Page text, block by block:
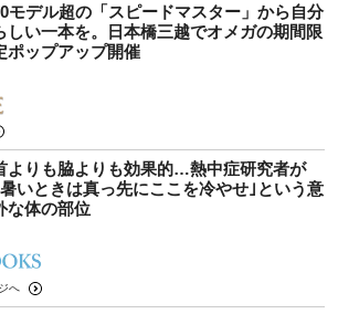
モデル超の「スピードマスター」から自分
しい一本を。日本橋三越でオメガの期間限
ポップアップ開催
よりも脇よりも効果的…熱中症研究者が
いときは真っ先にここを冷やせ｣という意
な体の部位
へ